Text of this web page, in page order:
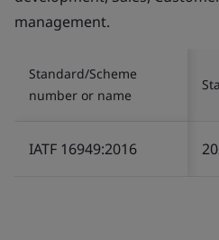
management.
Standard/Scheme
number or name
IATF 16949:2016